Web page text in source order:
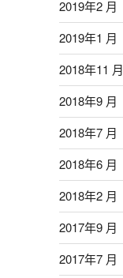
2019年2 月
2019年1 月
2018年11 月
2018年9 月
2018年7 月
2018年6 月
2018年2 月
2017年9 月
2017年7 月